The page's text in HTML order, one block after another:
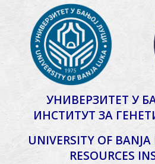
УНИВЕРЗИТЕТ У
ИНСТИТУТ ЗА
UNIVERSITY OF
RESOURCES